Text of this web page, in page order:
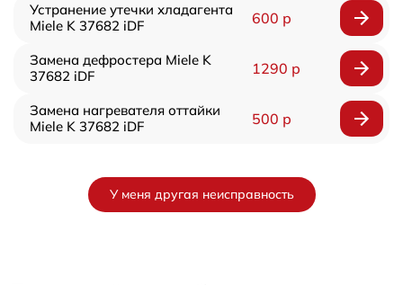
Устранение утечки хладагента
Miele K 37682 iDF
600 р
Замена дефростера Miele K
37682 iDF
1290 р
Замена нагревателя оттайки
Miele K 37682 iDF
500 р
У меня другая неисправность